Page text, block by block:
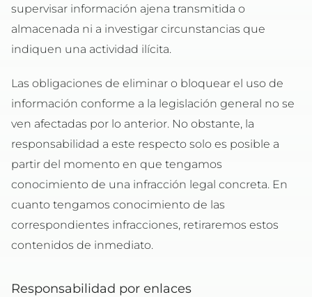
supervisar información ajena transmitida o
almacenada ni a investigar circunstancias que
indiquen una actividad ilícita.
Las obligaciones de eliminar o bloquear el uso de
información conforme a la legislación general no se
ven afectadas por lo anterior. No obstante, la
responsabilidad a este respecto solo es posible a
partir del momento en que tengamos
conocimiento de una infracción legal concreta. En
cuanto tengamos conocimiento de las
correspondientes infracciones, retiraremos estos
contenidos de inmediato.
Responsabilidad por enlaces